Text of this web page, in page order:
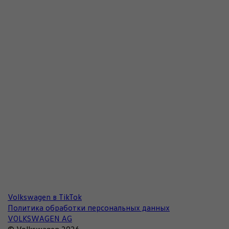
Volkswagen в TikTok
Политика обработки персональных данных
VOLKSWAGEN AG